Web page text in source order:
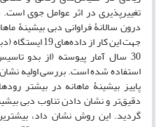
تغییرپذیری در اثر عوامل جوی است.
درون سالانۀ فراوانی دبی بیشینۀ
جهت این کار از
استفاده شده است. بررسی اولیه
پاییز بیشینۀ ماهانه در بیشتر
دقیق‌تر و نشان دادن تناوب دبی
گردید. این روش نشان داد،